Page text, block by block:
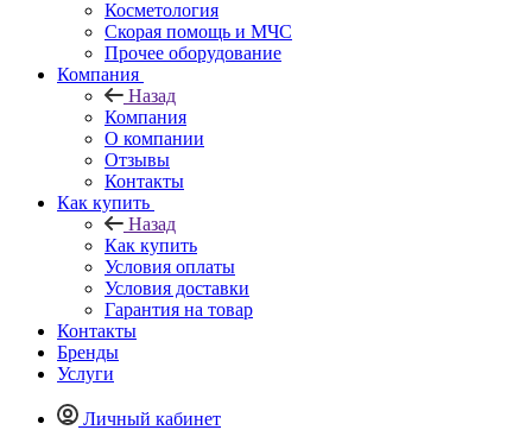
Косметология
Скорая помощь и МЧС
Прочее оборудование
Компания
Назад
Компания
О компании
Отзывы
Контакты
Как купить
Назад
Как купить
Условия оплаты
Условия доставки
Гарантия на товар
Контакты
Бренды
Услуги
Личный кабинет